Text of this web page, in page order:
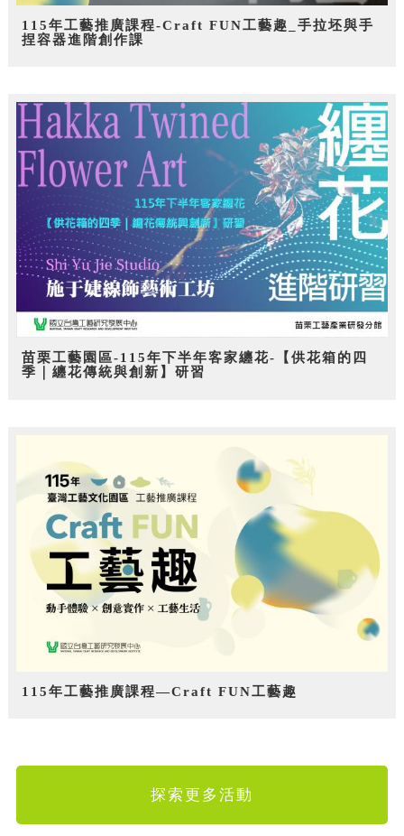
115年工藝推廣課程-Craft FUN工藝趣_手拉坯與手
捏容器進階創作課
苗栗工藝園區-115年下半年客家纏花-【供花箱的四
季｜纏花傳統與創新】研習
115年工藝推廣課程—Craft FUN工藝趣
探索更多活動